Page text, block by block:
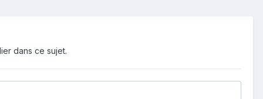
dans ce sujet.